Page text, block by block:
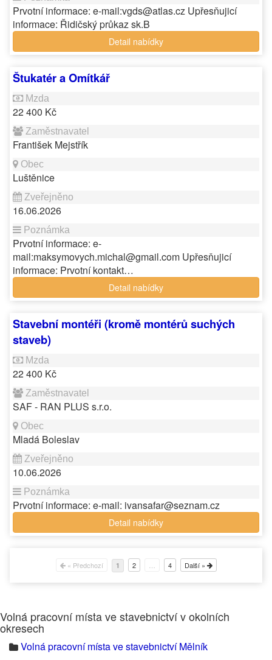
Prvotní informace: e-mail:vgds@atlas.cz Upřesňujicí
informace: Řidičský průkaz sk.B
Detail nabídky
Štukatér a Omítkář
22 400 Kč
František Mejstřík
Luštěnice
16.06.2026
Prvotní informace: e-
mail:maksymovych.michal@gmail.com Upřesňujicí
informace: Prvotní kontakt…
Detail nabídky
Stavební montéři (kromě montérů suchých
staveb)
22 400 Kč
SAF - RAN PLUS s.r.o.
Mladá Boleslav
10.06.2026
Prvotní informace: e-mail: ivansafar@seznam.cz
Detail nabídky
« Předchozí 1 2 4 Další »
Volná pracovní místa ve stavebnictví v okolních
okresech
Volná pracovní místa ve stavebnictví Mělník